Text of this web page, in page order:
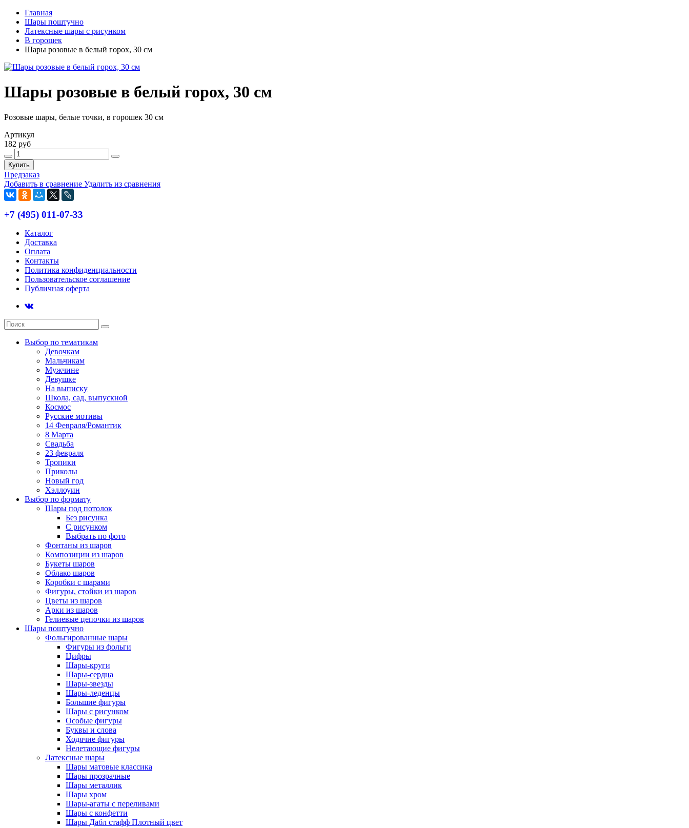
Главная
Шары поштучно
Латексные шары с рисунком
В горошек
Шары розовые в белый горох, 30 см
Шары розовые в белый горох, 30 см
Розовые шары, белые точки, в горошек 30 см
Артикул
182 руб
Купить
Предзаказ
Добавить в сравнение Удалить из сравнения
+7 (495) 011-07-33
Каталог
Доставка
Оплата
Контакты
Политика конфиденциальности
Пользовательское соглашение
Публичная оферта
Выбор по тематикам
Девочкам
Мальчикам
Мужчине
Девушке
На выписку
Школа, сад, выпускной
Космос
Русские мотивы
14 Февраля/Романтик
8 Марта
Свадьба
23 февраля
Тропики
Приколы
Новый год
Хэллоуин
Выбор по формату
Шары под потолок
Без рисунка
С рисунком
Выбрать по фото
Фонтаны из шаров
Композиции из шаров
Букеты шаров
Облако шаров
Коробки с шарами
Фигуры, стойки из шаров
Цветы из шаров
Арки из шаров
Гелиевые цепочки из шаров
Шары поштучно
Фольгированные шары
Фигуры из фольги
Цифры
Шары-круги
Шары-сердца
Шары-звезды
Шары-леденцы
Большие фигуры
Шары с рисунком
Особые фигуры
Буквы и слова
Ходячие фигуры
Нелетающие фигуры
Латексные шары
Шары матовые классика
Шары прозрачные
Шары металлик
Шары хром
Шары-агаты с переливами
Шары с конфетти
Шары Дабл стафф Плотный цвет